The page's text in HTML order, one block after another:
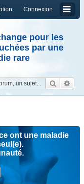
Connexion
pour les
par une
rare
ont une maladie